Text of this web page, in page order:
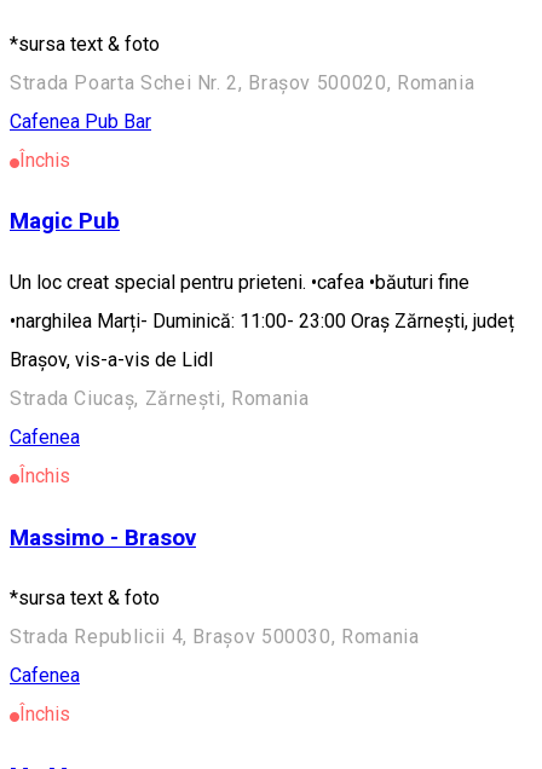
*sursa text & foto
Strada Poarta Schei Nr. 2, Brașov 500020, Romania
Cafenea Pub Bar
Închis
Magic Pub
Un loc creat special pentru prieteni. •cafea •băuturi fine
•narghilea Marți- Duminică: 11:00- 23:00 Oraş Zărneşti, județ
Braşov, vis-a-vis de Lidl
Strada Ciucaș, Zărnești, Romania
Cafenea
Închis
Massimo - Brasov
*sursa text & foto
Strada Republicii 4, Brașov 500030, Romania
Cafenea
Închis